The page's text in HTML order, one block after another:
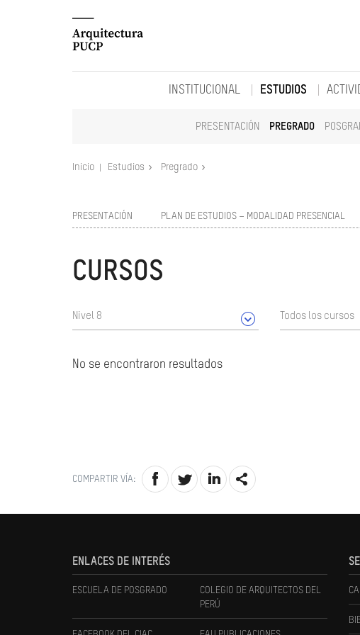
INSTITUCIONAL ESTUDIOS
PRESENTACIÓN PREGRADO
Inicio Estudios Pregrado
PRESENTACIÓN PLAN DE ESTUDIOS – MODALIDAD PRESENCIAL
CURSOS
Nivel 8 Todos los cursos
No se encontraron resultados
COMPARTIR VÍA:
ENLACES DE INTERÉS
ESCUELA DE POSGRADO
COLEGIO DE ARQUITECTOS DEL
PERÚ